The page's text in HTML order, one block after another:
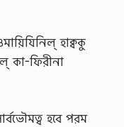
হাক্বকু
কা-ফিরীনা
হবে পরম